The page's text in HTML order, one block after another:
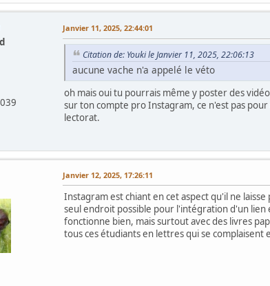
Janvier 11, 2025, 22:44:01
Citation de: Youki le Janvier 11, 2025, 22:06:13
aucune vache n'a appelé le véto
oh mais oui tu pourrais même y poster des
sur ton compte pro Instagram, ce n'est pas
lectorat.
Janvier 12, 2025, 17:26:11
Instagram est chiant en cet aspect qu'il ne
seul endroit possible pour l'intégration d'un lien
fonctionne bien, mais surtout avec des livres
tous ces étudiants en lettres qui se complaisent